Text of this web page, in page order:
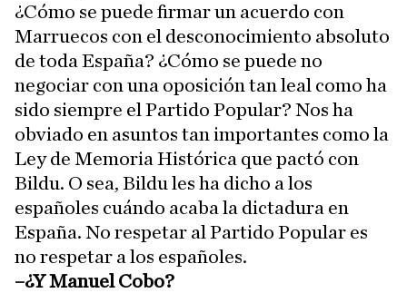
¿Cómo se puede firmar un acuerdo con
Marruecos con el desconocimiento absoluto
de toda España? ¿Cómo se puede no
negociar con una oposición tan leal como ha
sido siempre el Partido Popular? Nos ha
obviado en asuntos tan importantes como la
Ley de Memoria Histórica que pactó con
Bildu. O sea, Bildu les ha dicho a los
españoles cuándo acaba la dictadura en
España. No respetar al Partido Popular es
no respetar a los españoles.
–¿Y Manuel Cobo?